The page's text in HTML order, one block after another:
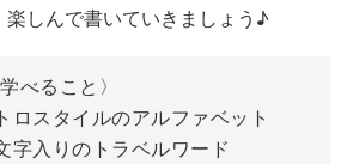
すが、レッスン後のご自身のノート
けます。
楽しんで書いていきましょう♪
べること〉
スタイルのアルファベット
入りのトラベルワード